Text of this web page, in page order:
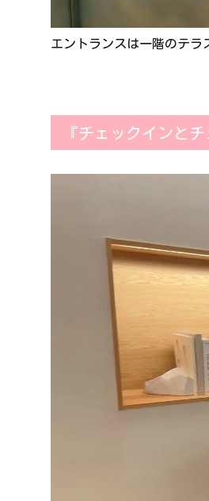
エントランスは一階のテラ
『チェックインと